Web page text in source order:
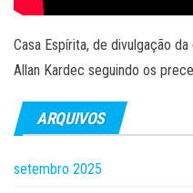
Casa Espírita, de divulgação
Allan Kardec seguindo os
ARQUIVOS
setembro 2025